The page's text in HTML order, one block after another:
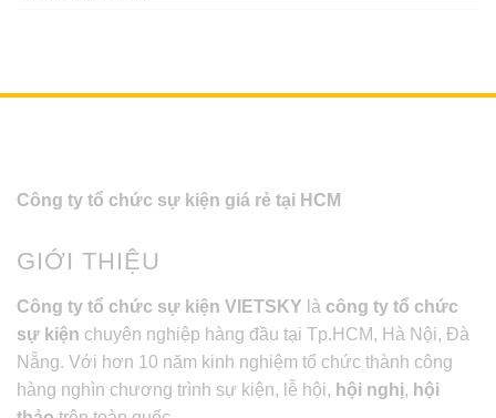
Công ty tổ chức sự kiện giá rẻ tại HCM
GIỚI THIỆU
Công ty tổ chức sự kiện VIETSKY là công ty tổ chức
sự kiện chuyên nghiệp hàng đầu tại Tp.HCM, Hà Nội, Đà
Nẵng. Với hơn 10 năm kinh nghiệm tổ chức thành công
hàng nghìn chương trình sự kiện, lễ hội, hội nghị, hội